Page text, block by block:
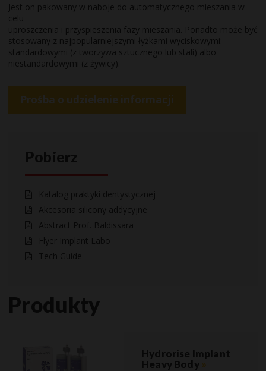
Jest on pakowany w naboje do automatycznego mieszania w
celu
uproszczenia i przyspieszenia fazy mieszania. Ponadto może być
stosowany z najpopularniejszymi łyżkami wyciskowymi:
standardowymi (z tworzywa sztucznego lub stali) albo
niestandardowymi (z żywicy).
Prośba o udzielenie informacji
Pobierz
Katalog praktyki dentystycznej
Akcesoria silicony addycyjne
Abstract Prof. Baldissara
Flyer Implant Labo
Tech Guide
Produkty
Hydrorise Implant
Heavy Body »